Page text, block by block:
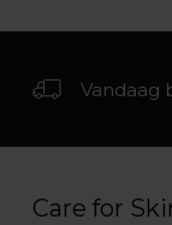
Vandaag
Care for